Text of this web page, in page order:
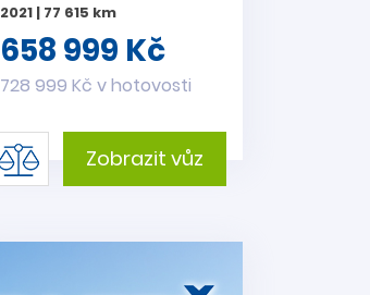
2021 | 77 615 km
658 999 Kč
728 999 Kč v hotovosti
Zobrazit vůz